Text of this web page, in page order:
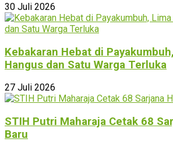
30 Juli 2026
Kebakaran Hebat di
Hangus dan Satu Warga Terluka
27 Juli 2026
STIH Putri Maharaja Cetak 68
Baru